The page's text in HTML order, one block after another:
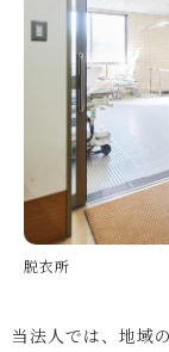
脱衣所
当法人では、地域